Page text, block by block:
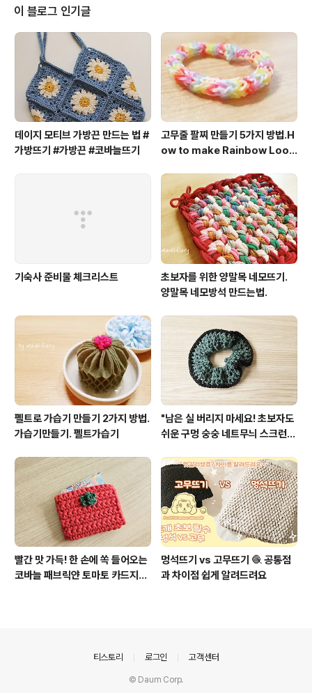
통해 일정액의 수수료를 제공받을 수 있음" ★가방끈 새우
뜨기 하는 법? https://youtu.be/Vowoud947gc ★손
뜨개 모든영상을 보시려면은? http://bit.ly/2MJus3R 손
뜨개/ knit 코바늘을 이용하여 다양한 실을 짜는 것을 코바
늘뜨기라고 합니다. 코바늘 종류에는 대나무 ·뿔 ·금..
이 블로그 인기글
데이지 모티브 가방끈 만드는 법 #
가방뜨기 #가방끈 #코바늘뜨기
고무줄 팔찌 만들기 5가지 방법.H
ow to make Rainbow Loo
and.
기숙사 준비물 체크리스트
초보자를 위한 양말목 네모뜨기.
양말목 네모방석 만드는법.
펠트로 가습기 만들기 2가지 방법.
가습기만들기. 펠트가습기
"남은 실 버리지 마세요! 초보자도
쉬운 구멍 숭숭 네트무늬 스크런치
빨간 맛 가득! 한 손에 쏙 들어오는
코바늘 패브릭얀 토마토 카드지갑
멍석뜨기 vs 고무뜨기 🧶 공통점
과 차이점 쉽게 알려드려요
티스토리 로그인 고객센터
© Daum Corp.